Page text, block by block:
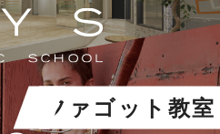
ファゴット教室